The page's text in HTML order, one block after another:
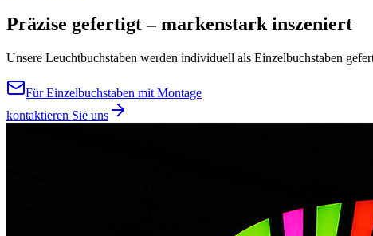
Präzise gefertigt – markenstark inszeniert
Unsere Leuchtbuchstaben werden individuell als Einzelbuchstaben
Für Einzelbuchstaben mit Montage
kontaktieren Sie uns